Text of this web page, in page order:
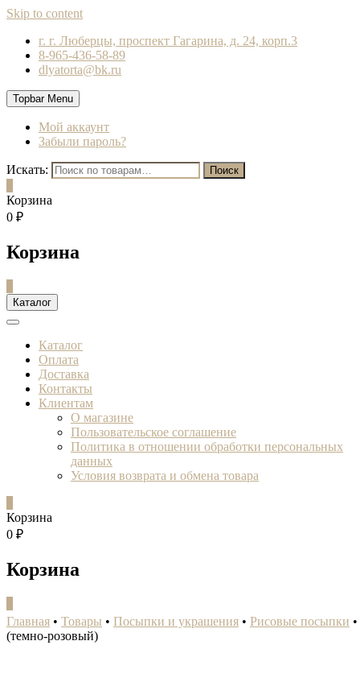
Skip to content
г. г. Люберцы, проспект Гагарина, д. 24, корп.3
8-965-436-58-89
dlyatorta@bk.ru
Topbar Menu
Мой аккаунт
Забыли пароль?
Искать: Поиск
Корзина
0 ₽
Корзина
Каталог
Каталог
Оплата
Доставка
Контакты
Клиентам
О магазине
Пользовательское соглашение
Политика в отношении обработки персональных
данных
Условия возврата и обмена товара
Корзина
0 ₽
Корзина
Главная • Товары • Посыпки и украшения • Рисовые посыпки •
(темно-розовый)